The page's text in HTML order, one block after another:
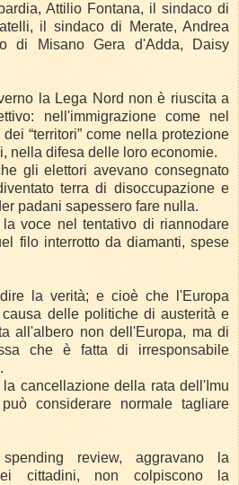
Attilio Fontana, il sindaco di
il sindaco di Merate, Andrea
di Misano Gera d'Adda, Daisy
la Lega Nord non è riuscita a
nell'immigrazione come nel
“territori” come nella protezione
nella difesa delle loro economie.
gli elettori avevano consegnato
terra di disoccupazione e
padani sapessero fare nulla.
voce nel tentativo di riannodare
filo interrotto da diamanti, spese
la verità; e cioè che l'Europa
delle politiche di austerità e
all'albero non dell'Europa, ma di
che è fatta di irresponsabile
cancellazione della rata dell'Imu
considerare normale tagliare
review, aggravano la
cittadini, non colpiscono la